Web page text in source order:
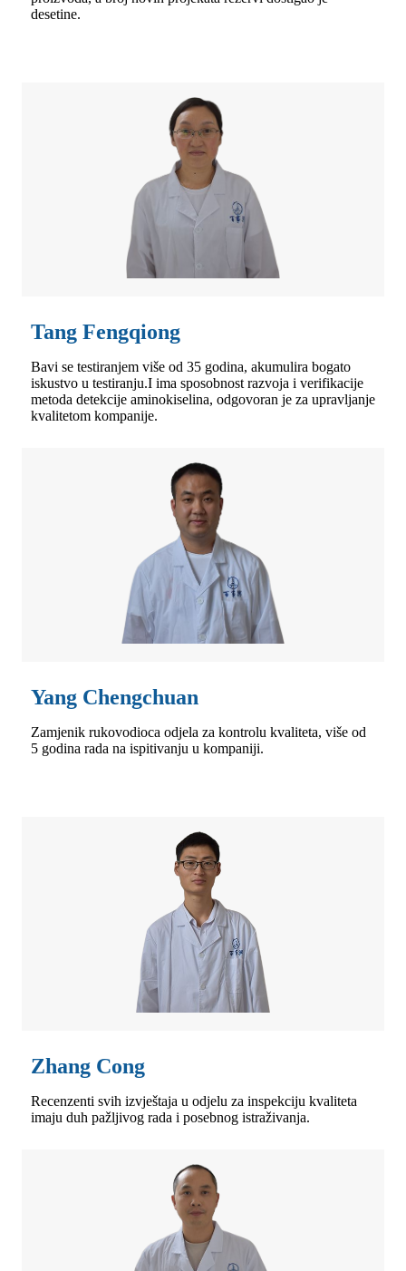
desetine.
Tang Fengqiong
Bavi se testiranjem više od 35 godina, akumulira bogato
iskustvo u testiranju.I ima sposobnost razvoja i verifikacije
metoda detekcije aminokiselina, odgovoran je za upravljanje
kvalitetom kompanije.
Yang Chengchuan
Zamjenik rukovodioca odjela za kontrolu kvaliteta, više od
5 godina rada na ispitivanju u kompaniji.
Zhang Cong
Recenzenti svih izvještaja u odjelu za inspekciju kvaliteta
imaju duh pažljivog rada i posebnog istraživanja.